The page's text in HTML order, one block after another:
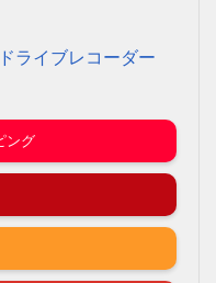
ライブレコーダー
ング